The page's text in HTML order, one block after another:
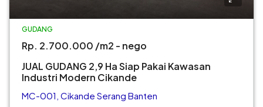
GUDANG
Rp. 2.700.000 /m2 - nego
JUAL GUDANG 2,9 Ha Siap Pakai Kawasan
Industri Modern Cikande
MC-001, Cikande Serang Banten